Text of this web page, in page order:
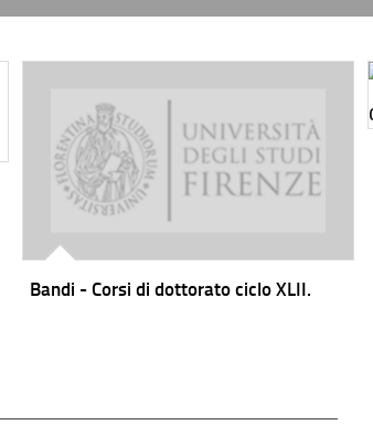
Bandi - Corsi di dottorato ciclo XLII.